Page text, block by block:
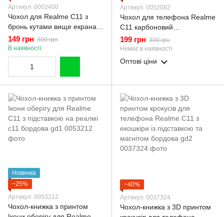
Артикул: 0002400
Чохол для Realme C11 з
бронь кутами вище екрана
протиударний на реалмі с11
прозорий
149 грн 300 грн
В наявності
Артикул: 0052082
Чохол для телефона Realme
C11 карбоновий
протиударний з високими
бортами чорний
199 грн 300 грн
Немає в наявності
Оптові ціни
Новинка
−25%
Артикул: 0053212
Чохол-книжка з принтом
−40%
Артикул: 0037324
Чохол-книжка з 3D принтом